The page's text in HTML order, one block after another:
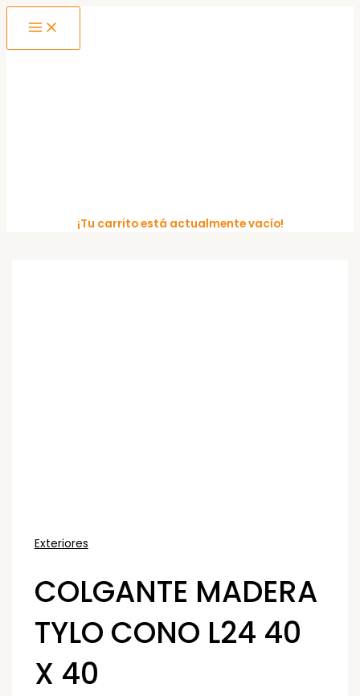
Ir
MENU
¡Tu carrito está actualmente vacío!
Exteriores
COLGANTE MADERA
TYLO CONO L24 40
X 40